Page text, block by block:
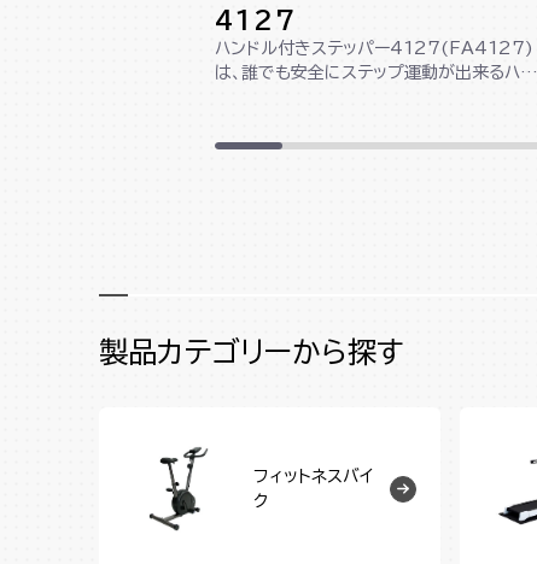
4127
ハンドル付きステッパー4127(FA4127)
は、誰でも安全にステップ運動が出来るハン
製品カテゴリーから探す
フィットネスバイ
ク